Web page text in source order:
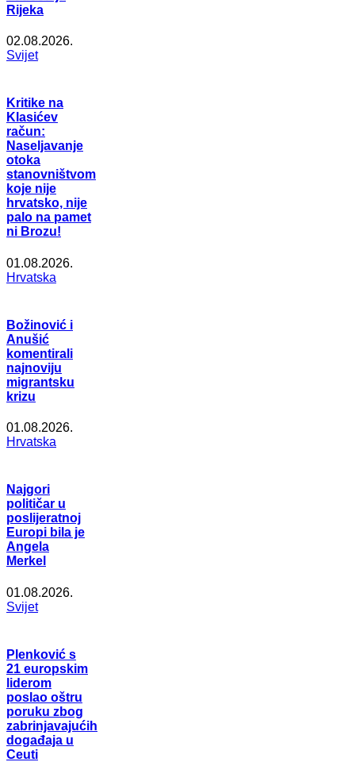
Rijeka
02.08.2026.
Svijet
Kritike na
Klasićev
račun:
Naseljavanje
otoka
stanovništvom
koje nije
hrvatsko, nije
palo na pamet
ni Brozu!
01.08.2026.
Hrvatska
Božinović i
Anušić
komentirali
najnoviju
migrantsku
krizu
01.08.2026.
Hrvatska
Najgori
političar u
poslijeratnoj
Europi bila je
Angela
Merkel
01.08.2026.
Svijet
Plenković s
21 europskim
liderom
poslao oštru
poruku zbog
zabrinjavajućih
događaja u
Ceuti